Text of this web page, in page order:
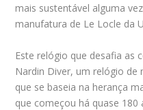
mais sustentável alguma
manufatura de Le Locle da
Este relógio que desafia as
Nardin Diver, um relógio
que se baseia na herança
que começou há quase